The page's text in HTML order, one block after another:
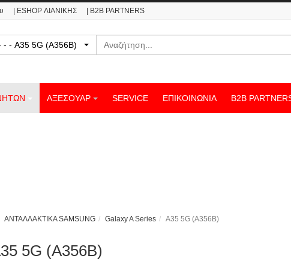
| ESHOP ΛΙΑΝΙΚΗΣ | B2B PARTNERS
- - - A35 5G (A356B)
ΑΞΕΣΟΥΑΡ SERVICE ΕΠΙΚΟΙΝΩΝΊΑ B2B
ΑΝΤΑΛΛΑΚΤΙΚΑ SAMSUNG Galaxy A Series A35 5G (A356B)
5G (A356B)